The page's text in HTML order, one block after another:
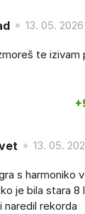
13. 05. 2026
te izivam
13. 05.
s harmoniko
je bila stara 8
naredil rekorda